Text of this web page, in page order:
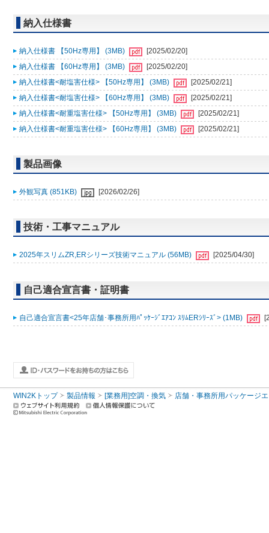
納入仕様書
納入仕様書 【50Hz専用】 (3MB)
[2025/02/20]
納入仕様書 【60Hz専用】 (3MB)
[2025/02/20]
納入仕様書<耐塩害仕様> 【50Hz専用】 (3MB)
[2025/02/21]
納入仕様書<耐塩害仕様> 【60Hz専用】 (3MB)
[2025/02/21]
納入仕様書<耐重塩害仕様> 【50Hz専用】 (3MB)
[2025/02/21]
納入仕様書<耐重塩害仕様> 【60Hz専用】 (3MB)
[2025/02/21]
製品画像
外観写真 (851KB) [2026/02/26]
技術・工事マニュアル
2025年スリムZR,ERシリーズ技術マニュアル (56MB) [2025/04/30]
自己適合宣言書・証明書
自己適合宣言書<25年店舗･事務所用ﾊﾟｯｹｰｼﾞｴｱｺﾝ ｽﾘﾑERｼﾘｰｽﾞ> (1MB)
WIN2Kトップ 製品情報 [業務用]空調・換気 店舗・事務所用パッケージ